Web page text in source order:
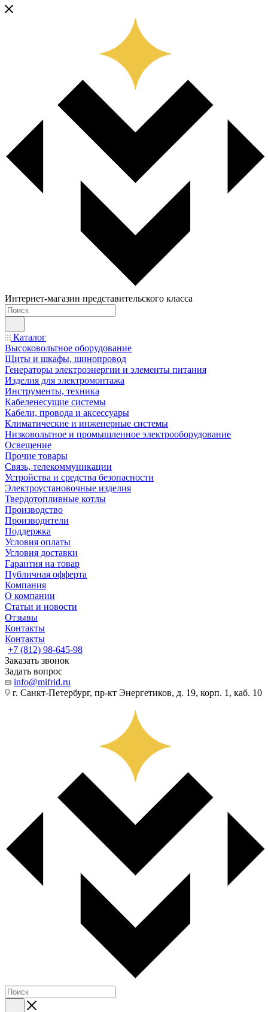
Интернет-магазин представительского класса
Каталог
Высоковольтное оборудование
Щиты и шкафы, шинопровод
Генераторы электроэнергии и элементы питания
Изделия для электромонтажа
Инструменты, техника
Кабеленесущие системы
Кабели, провода и аксессуары
Климатические и инженерные системы
Низковольтное и промышленное электрооборудование
Освещение
Прочие товары
Связь, телекоммуникации
Устройства и средства безопасности
Электроустановочные изделия
Твердотопливные котлы
Производство
Производители
Поддержка
Условия оплаты
Условия доставки
Гарантия на товар
Публичная офферта
Компания
О компании
Статьи и новости
Отзывы
Контакты
Контакты
+7 (812) 98-645-98
Заказать звонок
Задать вопрос
info@mifrid.ru
г. Санкт-Петербург, пр-кт Энергетиков, д. 19, корп. 1, каб. 10